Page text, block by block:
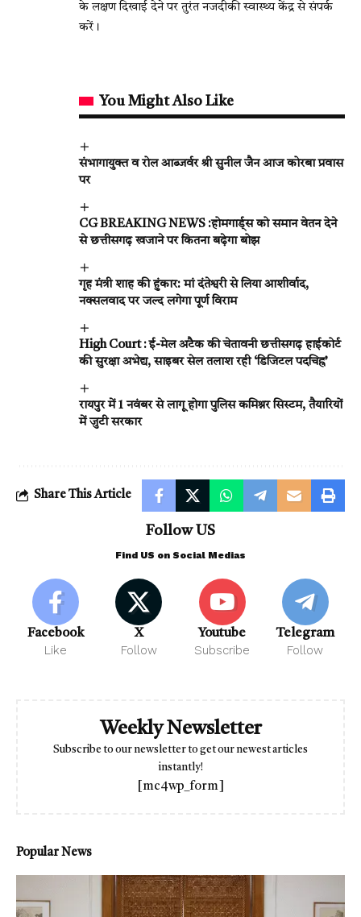
के लक्षण दिखाई देने पर तुरंत नजदीकी स्वास्थ्य केंद्र से संपर्क
करें।
You Might Also Like
संभागायुक्त व रोल आब्जर्वर श्री सुनील जैन आज कोरबा प्रवास
पर
CG BREAKING NEWS :होमगार्ड्स को समान वेतन देने
से छत्तीसगढ़ खजाने पर कितना बढ़ेगा बोझ
गृह मंत्री शाह की हुंकार: मां दंतेश्वरी से लिया आशीर्वाद,
नक्सलवाद पर जल्द लगेगा पूर्ण विराम
High Court : ई-मेल अटैक की चेतावनी छत्तीसगढ़ हाईकोर्ट
की सुरक्षा अभेद्य, साइबर सेल तलाश रही ‘डिजिटल पदचिह्न’
रायपुर में 1 नवंबर से लागू होगा पुलिस कमिश्नर सिस्टम, तैयारियों
में जुटी सरकार
Share This Article
Follow US
Find US on Social Medias
Facebook
Like
X
Follow
Youtube
Subscribe
Telegram
Follow
Weekly Newsletter
Subscribe to our newsletter to get our newest articles
instantly!
[mc4wp_form]
Popular News